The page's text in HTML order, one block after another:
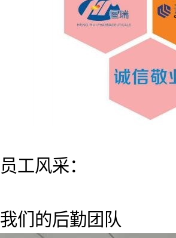
员工风采：
我们的后勤团队